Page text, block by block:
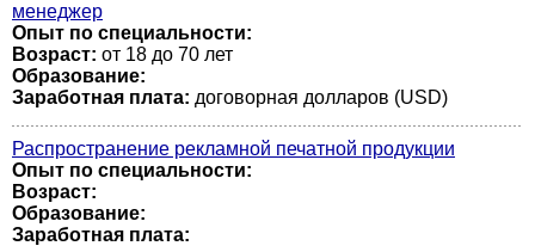
менеджер
Опыт по специальности:
Возраст: от 18 до 70 лет
Образование:
Заработная плата: договорная долларов (USD)
Распространение рекламной печатной продукции
Опыт по специальности:
Возраст:
Образование:
Заработная плата: